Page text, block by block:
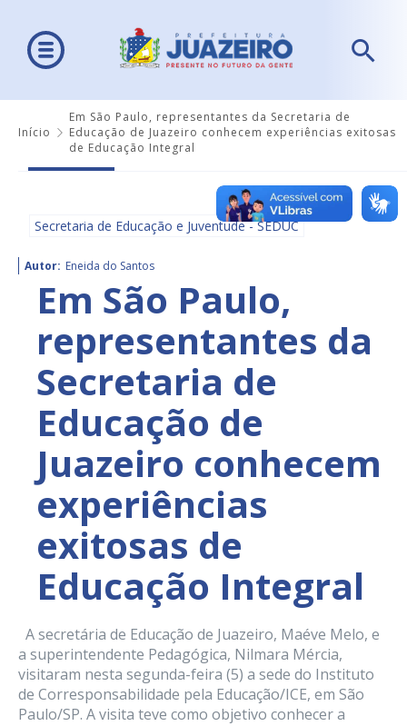
Início
Em São Paulo, representantes da Secretaria de
Educação de Juazeiro conhecem experiências exitosas
de Educação Integral
Secretaria de Educação e Juventude - SEDUC
Autor: Eneida do Santos
Em São Paulo,
representantes da
Secretaria de
Educação de
Juazeiro conhecem
experiências
exitosas de
Educação Integral
A secretária de Educação de Juazeiro, Maéve Melo, e
a superintendente Pedagógica, Nilmara Mércia,
visitaram nesta segunda-feira (5) a sede do Instituto
de Corresponsabilidade pela Educação/ICE, em São
Paulo/SP. A visita teve como objetivo conhecer a